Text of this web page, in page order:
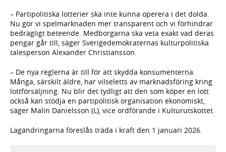
– Partipolitiska lotterier ska inte kunna operera i det dolda.
Nu gör vi spelmarknaden mer transparent och vi förhindrar
bedrägligt beteende. Medborgarna ska veta exakt vad deras
pengar går till, säger Sverigedemokraternas kulturpolitiska
talesperson Alexander Christiansson.
– De nya reglerna är till för att skydda konsumenterna.
Många, särskilt äldre, har vilseletts av marknadsföring kring
lottförsäljning. Nu blir det tydligt att den som köper en lott
också kan stödja en partipolitisk organisation ekonomiskt,
säger Malin Danielsson (L), vice ordförande i Kulturutskottet.
Lagändringarna föreslås träda i kraft den 1 januari 2026.